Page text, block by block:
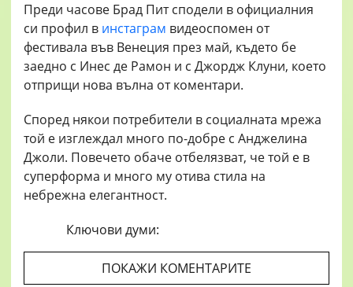
Преди часове Брад Пит сподели в официалния
си профил в инстаграм видеоспомен от
фестивала във Венеция през май, където бе
заедно с Инес де Рамон и с Джордж Клуни, което
отприщи нова вълна от коментари.
Според някои потребители в социалната мрежа
той е изглеждал много по-добре с Анджелина
Джоли. Повечето обаче отбелязват, че той е в
суперформа и много му отива стила на
небрежна елегантност.
Ключови думи:
ПОКАЖИ КОМЕНТАРИТЕ